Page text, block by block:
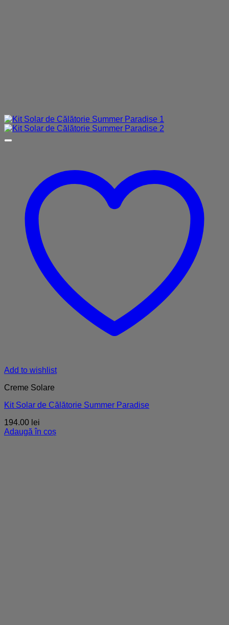
Add to wishlist
Creme Solare
Kit Solar de Călătorie Summer Paradise
194.00 lei
Adaugă în coș